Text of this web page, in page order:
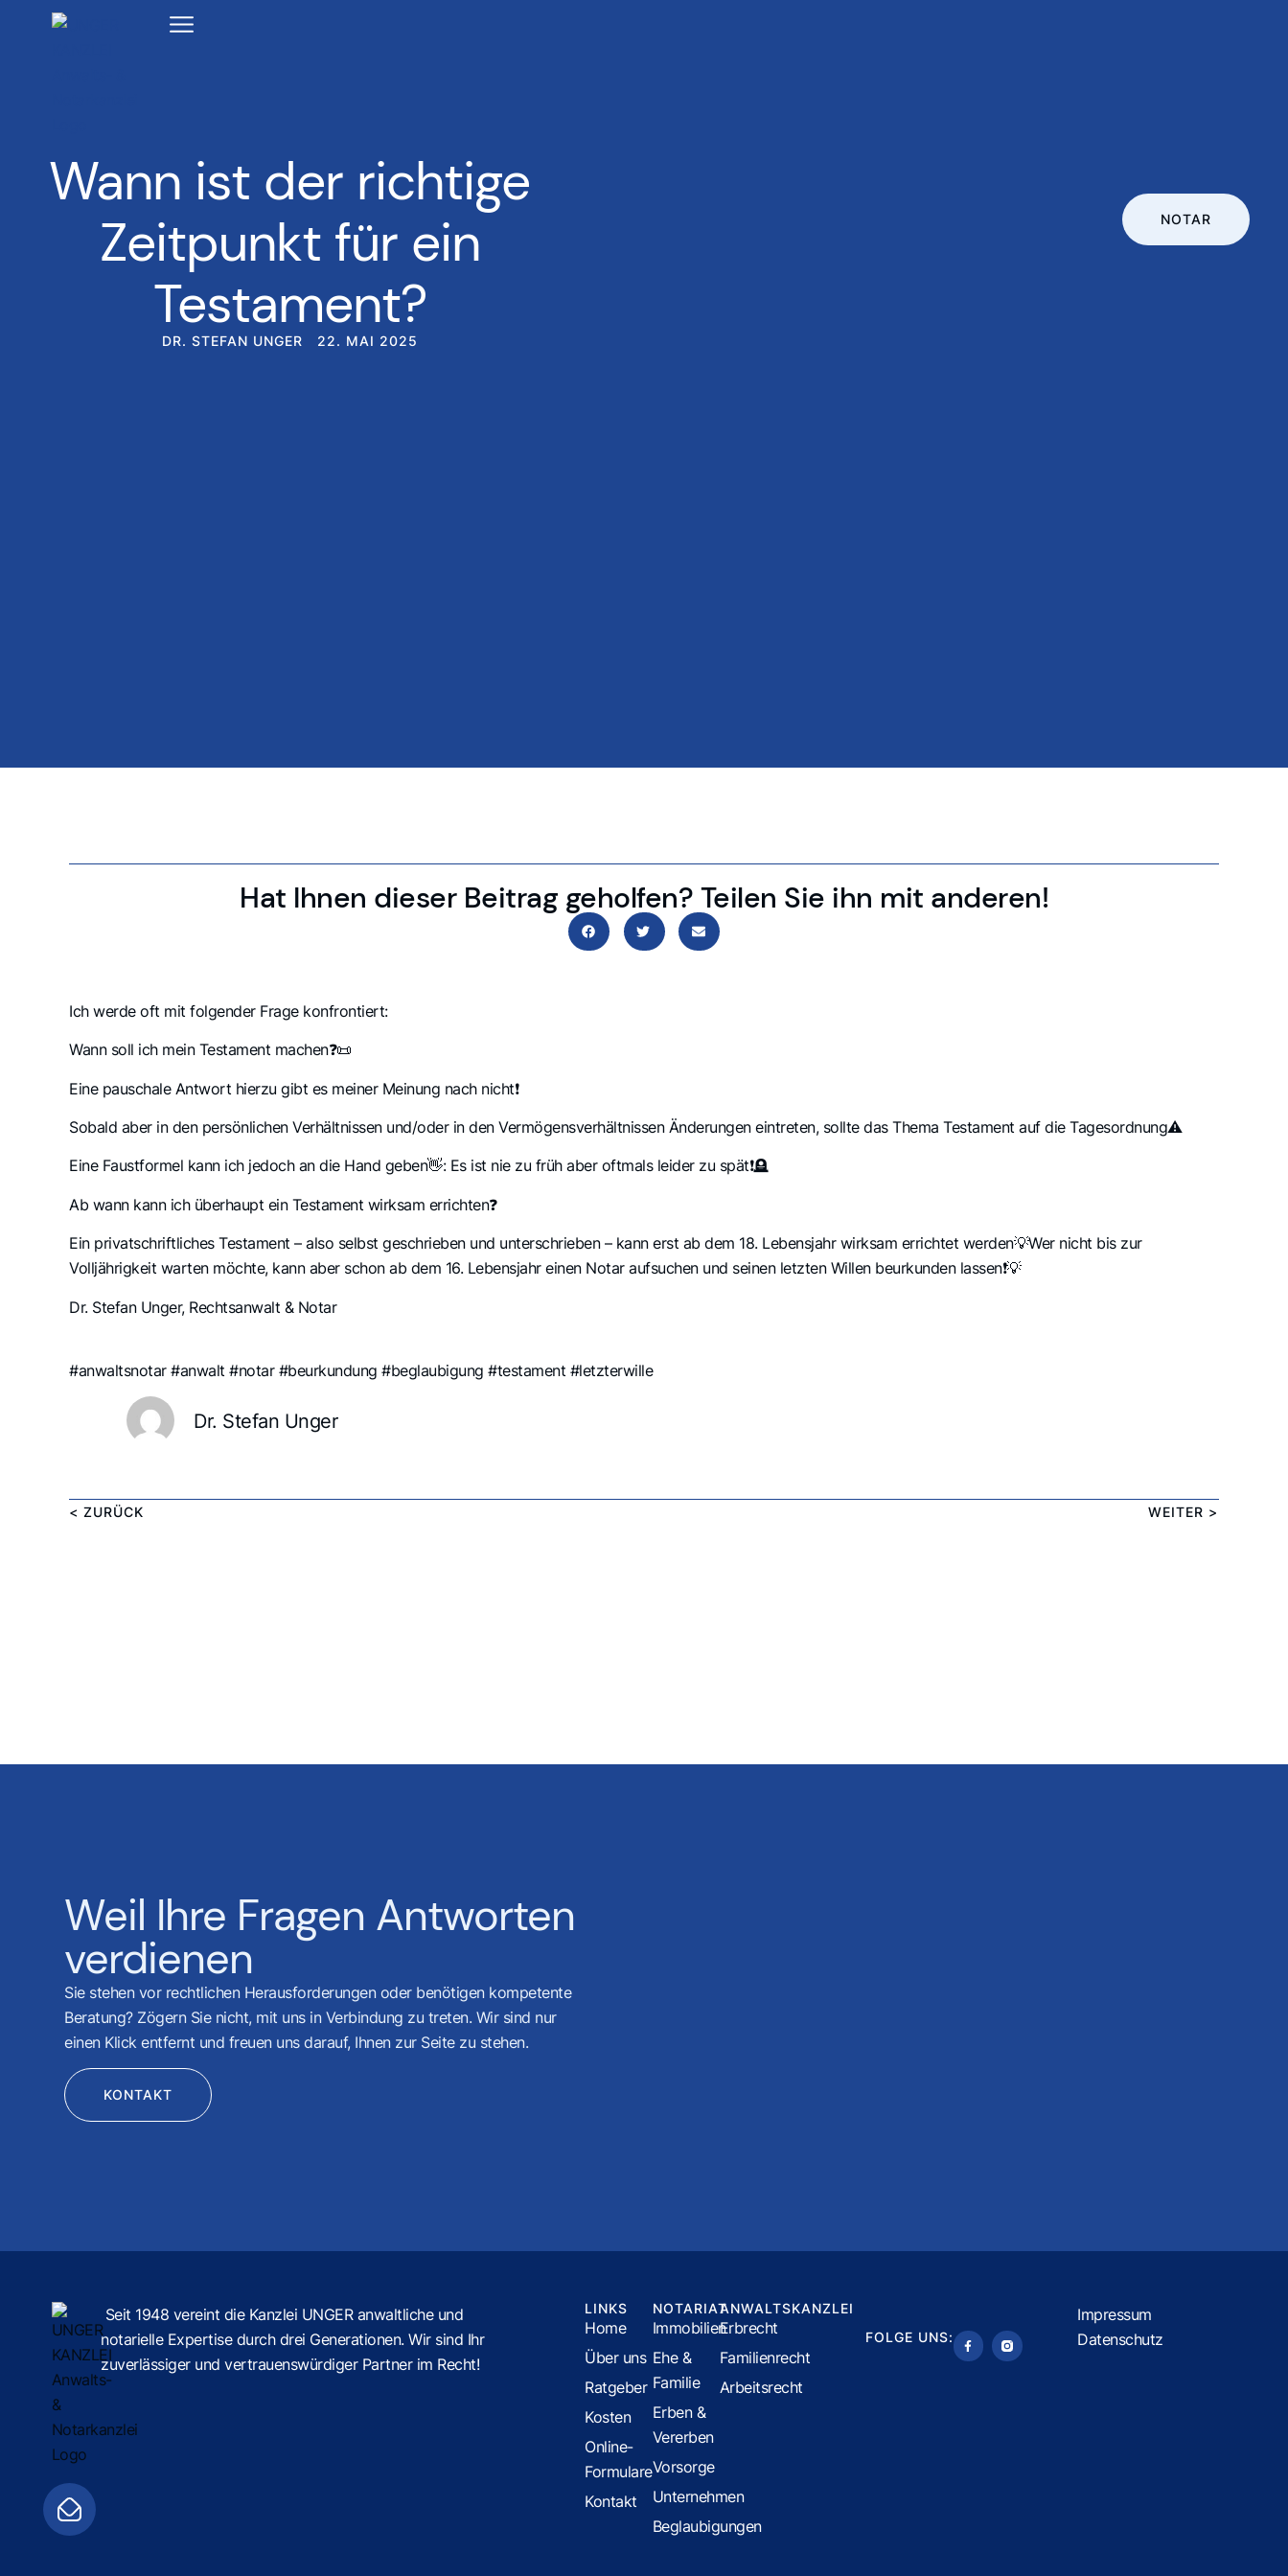
Wann ist der richtige
Zeitpunkt für ein
Testament?
DR. STEFAN UNGER 22. MAI 2025
NOTAR
Hat Ihnen dieser Beitrag geholfen? Teilen Sie ihn mit anderen!
Ich werde oft mit folgender Frage konfrontiert:
Wann soll ich mein Testament machen❓📜
Eine pauschale Antwort hierzu gibt es meiner Meinung nach nicht❗
Sobald aber in den persönlichen Verhältnissen und/oder in den Vermögensverhältnissen Änderungen eintreten, sollte das Thema Testament auf die Tagesordnung⚠️
Eine Faustformel kann ich jedoch an die Hand geben👋: Es ist nie zu früh aber oftmals leider zu spät❗🪦
Ab wann kann ich überhaupt ein Testament wirksam errichten❓
Ein privatschriftliches Testament – also selbst geschrieben und unterschrieben – kann erst ab dem 18. Lebensjahr wirksam errichtet werden💡Wer nicht bis zur
Volljährigkeit warten möchte, kann aber schon ab dem 16. Lebensjahr einen Notar aufsuchen und seinen letzten Willen beurkunden lassen❗💡
Dr. Stefan Unger, Rechtsanwalt & Notar
#anwaltsnotar #anwalt #notar #beurkundung #beglaubigung #testament #letzterwille
Dr. Stefan Unger
< ZURÜCK WEITER >
Weil Ihre Fragen Antworten
verdienen
Sie stehen vor rechtlichen Herausforderungen oder benötigen kompetente
Beratung? Zögern Sie nicht, mit uns in Verbindung zu treten. Wir sind nur
einen Klick entfernt und freuen uns darauf, Ihnen zur Seite zu stehen.
KONTAKT
Seit 1948 vereint die Kanzlei UNGER anwaltliche und
notarielle Expertise durch drei Generationen. Wir sind Ihr
zuverlässiger und vertrauenswürdiger Partner im Recht!
LINKS
Home
Über uns
Ratgeber
Kosten
Online-
Formulare
Kontakt
NOTARIAT
Immobilien
Ehe &
Familie
Erben &
Vererben
Vorsorge
Unternehmen
Beglaubigungen
ANWALTSKANZLEI
Erbrecht
Familienrecht
Arbeitsrecht
FOLGE UNS:
Impressum
Datenschutz